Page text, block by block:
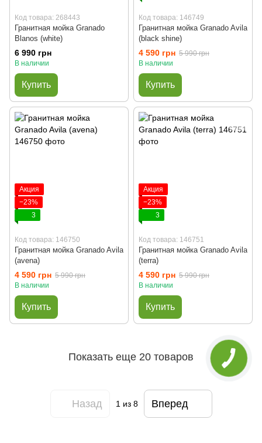
Код товара: 268443
Гранитная мойка Granado
Blanos (white)
6 990 грн
В наличии
Купить
Код товара: 146749
Гранитная мойка Granado Avila
(black shine)
4 590 грн 5 990 грн
В наличии
Купить
Акция
−23%
3
Код товара: 146750
Гранитная мойка Granado Avila
(avena)
4 590 грн 5 990 грн
В наличии
Купить
Акция
−23%
3
Код товара: 146751
Гранитная мойка Granado Avila
(terra)
4 590 грн 5 990 грн
В наличии
Купить
Показать еще 20 товаров
Назад 1из 8 Вперед